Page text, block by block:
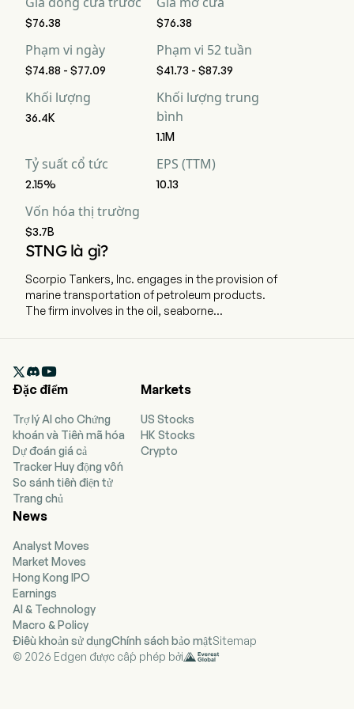
$76.38 $76.38
Phạm vi ngày
$74.88 - $77.09
Phạm vi 52 tuần
$41.73 - $87.39
Khối lượng
36.4K
Khối lượng trung
bình
1.1M
Tỷ suất cổ tức
2.15%
EPS (TTM)
10.13
Vốn hóa thị trường
$3.7B
STNG là gì?
Scorpio Tankers, Inc. engages in the provision of
marine transportation of petroleum products.
The firm involves in the oil, seaborne
through four segments: Handymax, MR (Medium
Range), Long Range 1 (LR1)/Panamax and Long
of 113 wholly owned, finance leased or bareboat
chartered-in tankers (39 LR2, 60 MR and 14
Handymax). The segments represent a different
type of vessel being around 110 with which it
operates with the smaller and bigger type of
ships that include Handymax, MR, LR1 and LR2
under its own ownership as well as finance,

Đặc điểm
Trợ lý AI cho Chứng
khoán và Tiền mã hóa
Dự đoán giá cả
Tracker Huy động vốn
So sánh tiền điện tử
Trang chủ
Markets
US Stocks
HK Stocks
Crypto
News
Analyst Moves
Market Moves
Hong Kong IPO
Earnings
AI & Technology
Macro & Policy
Điều khoản sử dụngChính sách bảo mậtSitemap
© 2026 Edgen được cấp phép bởi